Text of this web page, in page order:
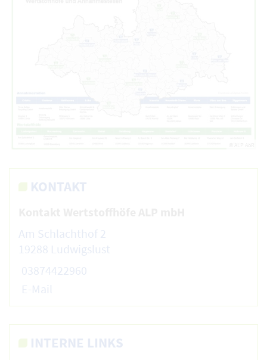
KONTAKT
Am Schlachthof 2
19288 Ludwigslust
03874422960
E-Mail
INTERNE LINKS